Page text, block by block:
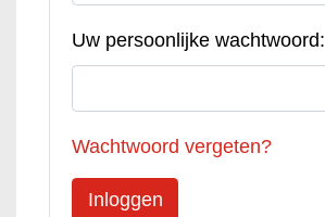
Uw persoonlijke wachtwoord:
Wachtwoord vergeten?